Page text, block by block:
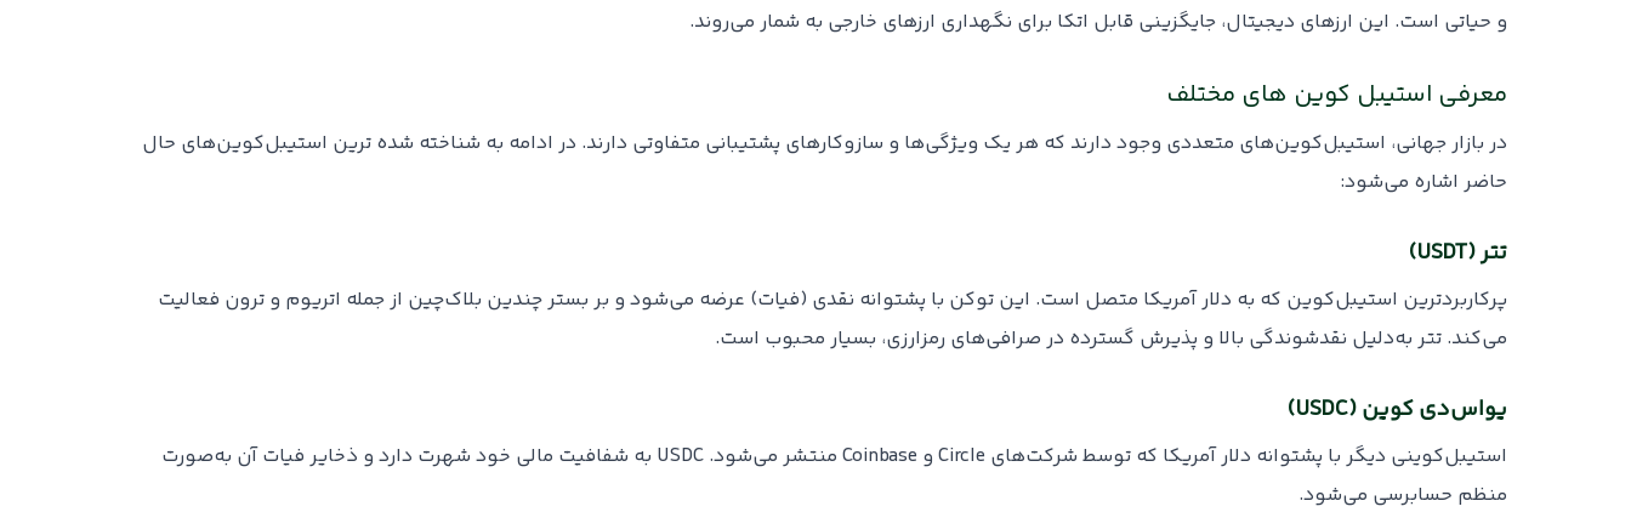
و حیاتی است. این ارزهای دیجیتال، جایگزینی قابل اتکا برای نگهداری ارزهای خارجی به شمار می‌روند.
معرفی استیبل کوین های مختلف
در بازار جهانی، استیبل‌کوین‌های متعددی وجود دارند که هر یک ویژگی‌ها و سازوکارهای پشتیبانی متفاوتی دارند. در ادامه به شناخته شده ترین استیبل‌کوین‌های حال
حاضر اشاره می‌شود:
تتر (USDT)
پرکاربردترین استیبل‌کوین که به دلار آمریکا متصل است. این توکن با پشتوانه نقدی (فیات) عرضه می‌شود و بر بستر چندین بلاک‌چین از جمله اتریوم و ترون فعالیت
می‌کند. تتر به‌دلیل نقدشوندگی بالا و پذیرش گسترده در صرافی‌های رمزارزی، بسیار محبوب است.
یو‌اس‌دی کوین (USDC)
استیبل‌کوینی دیگر با پشتوانه دلار آمریکا که توسط شرکت‌های Circle و Coinbase منتشر می‌شود. USDC به شفافیت مالی خود شهرت دارد و ذخایر فیات آن به‌صورت
منظم حسابرسی می‌شود.